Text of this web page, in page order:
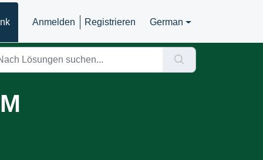
Anmelden Registrieren German